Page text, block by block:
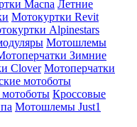
Macna Летние
Мотокуртки Revit
Alpinestars
Мотошлемы
Зимние
Clover Мотоперчатки
мотоботы
Кроссовые
Мотошлемы Just1